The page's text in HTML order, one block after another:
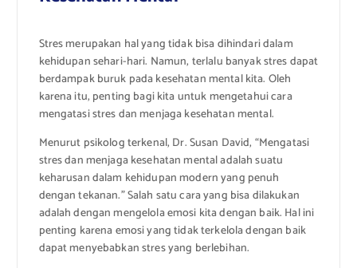
Stres merupakan hal yang tidak bisa dihindari dalam
kehidupan sehari-hari. Namun, terlalu banyak stres dapat
berdampak buruk pada kesehatan mental kita. Oleh
karena itu, penting bagi kita untuk mengetahui cara
mengatasi stres dan menjaga kesehatan mental.
Menurut psikolog terkenal, Dr. Susan David, “Mengatasi
stres dan menjaga kesehatan mental adalah suatu
keharusan dalam kehidupan modern yang penuh
dengan tekanan.” Salah satu cara yang bisa dilakukan
adalah dengan mengelola emosi kita dengan baik. Hal ini
penting karena emosi yang tidak terkelola dengan baik
dapat menyebabkan stres yang berlebihan.